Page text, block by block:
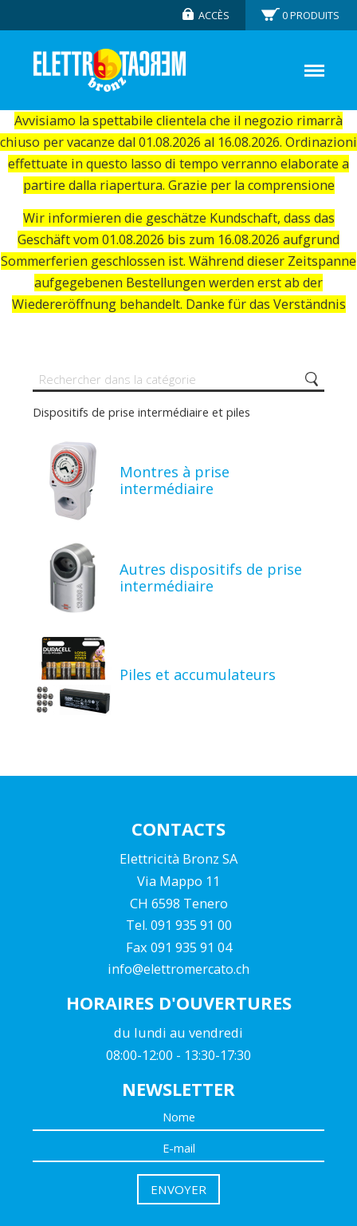
Avvisiamo la spettabile clientela che il negozio rimarrà
chiuso per vacanze dal 01.08.2026 al 16.08.2026. Ordinazioni
effettuate in questo lasso di tempo verranno elaborate a
partire dalla riapertura. Grazie per la comprensione
Wir informieren die geschätze Kundschaft, dass das
Geschäft vom 01.08.2026 bis zum 16.08.2026 aufgrund
Sommerferien geschlossen ist. Während dieser Zeitspanne
aufgegebenen Bestellungen werden erst ab der
Wiedereröffnung behandelt. Danke für das Verständnis
ACCÈS 0PRODUITS
Dispositifs de prise intermédiaire et piles
Montres à prise
intermédiaire
Autres dispositifs de prise
intermédiaire
Piles et accumulateurs
CONTACTS
Elettricità Bronz SA
Via Mappo 11
CH 6598 Tenero
Tel. 091 935 91 00
Fax 091 935 91 04
info@elettromercato.ch
HORAIRES D'OUVERTURES
du lundi au vendredi
08:00-12:00 - 13:30-17:30
NEWSLETTER